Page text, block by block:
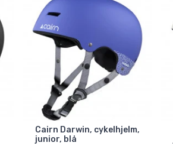
Cairn Darwin, cykelhjelm,
junior, blå